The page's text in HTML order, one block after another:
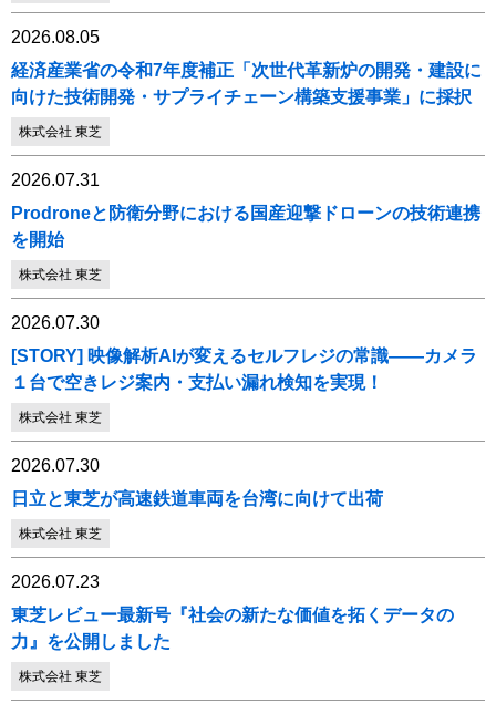
2026.08.05
経済産業省の令和7年度補正「次世代革新炉の開発・建設に
向けた技術開発・サプライチェーン構築支援事業」に採択
株式会社 東芝
2026.07.31
Prodroneと防衛分野における国産迎撃ドローンの技術連携
を開始
株式会社 東芝
2026.07.30
[STORY] 映像解析AIが変えるセルフレジの常識――カメラ
１台で空きレジ案内・支払い漏れ検知を実現！
株式会社 東芝
2026.07.30
日立と東芝が高速鉄道車両を台湾に向けて出荷
株式会社 東芝
2026.07.23
東芝レビュー最新号『社会の新たな価値を拓くデータの
力』を公開しました
株式会社 東芝